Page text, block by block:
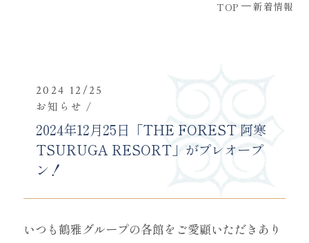
TOP 新着情報
2024 12/25
お知らせ
2024年12月25日「THE FOREST 阿寒
TSURUGA RESORT」がプレオープ
ン！
いつも鶴雅グループの各館をご愛顧いただきあり